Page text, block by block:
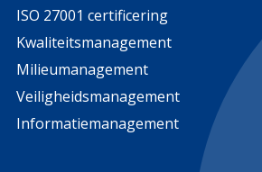
ISO 27001 certificering
Kwaliteitsmanagement
Milieumanagement
Veiligheidsmanagement
Informatiemanagement